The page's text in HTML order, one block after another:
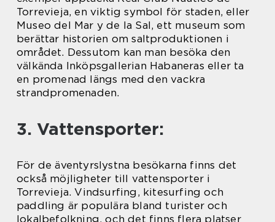
Torrevieja, en viktig symbol för staden, eller
Museo del Mar y de la Sal, ett museum som
berättar historien om saltproduktionen i
området. Dessutom kan man besöka den
välkända Inköpsgallerian Habaneras eller ta
en promenad längs med den vackra
strandpromenaden.
3. Vattensporter:
För de äventyrslystna besökarna finns det
också möjligheter till vattensporter i
Torrevieja. Vindsurfing, kitesurfing och
paddling är populära bland turister och
lokalbefolkning, och det finns flera platser